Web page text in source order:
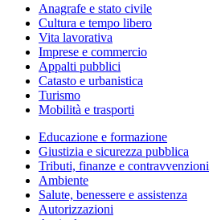
Anagrafe e stato civile
Cultura e tempo libero
Vita lavorativa
Imprese e commercio
Appalti pubblici
Catasto e urbanistica
Turismo
Mobilità e trasporti
Educazione e formazione
Giustizia e sicurezza pubblica
Tributi, finanze e contravvenzioni
Ambiente
Salute, benessere e assistenza
Autorizzazioni